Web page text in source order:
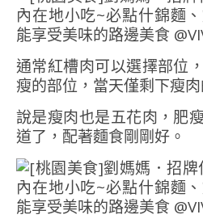
通常紅槽肉可以選擇部位
瘦的部位，當天僅剩下瘦
說是瘦肉也是五花肉，肥
道了，配著麵食剛剛好。